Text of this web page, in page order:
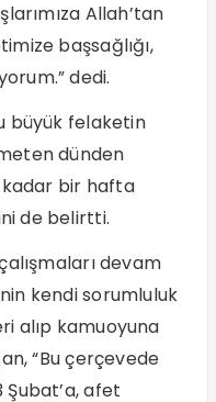
Allah’tan
başsağlığı,
dedi.
büyük felaketin
dünden
bir hafta
de belirtti.
devam
kendi sorumluluk
alıp kamuoyuna
“Bu çerçevede
afet